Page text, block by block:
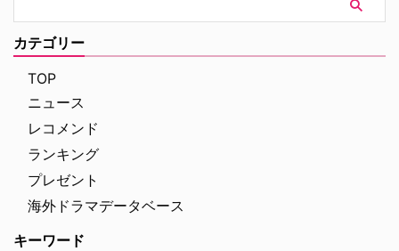
アを舞台にした大ヒットドラマ。
スリの才能を持つ主人公ジャッ
ク・ドーキンス（通称：ドジャ
ー）役を務める『クイーンズ・ギ
の際には、ドナルド・サザーラン
ド、フェイ・ダナウェイ、クリス
ていた。 今回のドラマ版のキャ
カテゴリー
TOP
ニュース
レコメンド
ランキング
プレゼント
海外ドラマデータベース
キーワード